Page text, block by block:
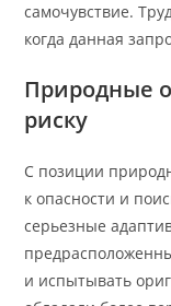
самочувствие.
когда данная
Природные
риску
С позиции
к опасности и
серьезные
и испытывать